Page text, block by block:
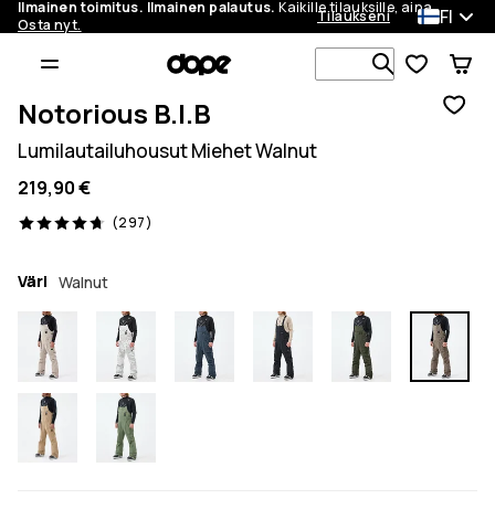
Ilmainen toimitus. Ilmainen palautus. Kaikille tilauksille, aina.
Osta nyt.
Tilaukseni FI
Etsi 1 000+
Notorious B.I.B
Lumilautailuhousut Miehet Walnut
219,90 €
(297)
297 arvostelut, 4.7/5
Väri Walnut